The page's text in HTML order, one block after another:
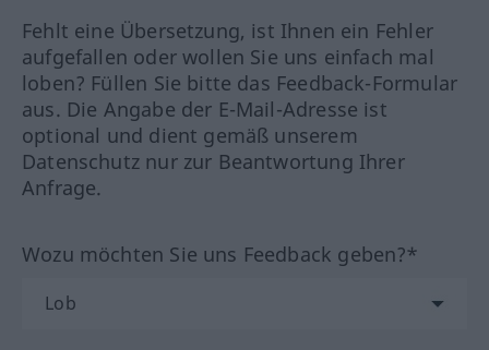
Fehlt eine Übersetzung, ist Ihnen ein Fehler
aufgefallen oder wollen Sie uns einfach mal
loben? Füllen Sie bitte das Feedback-Formular
aus. Die Angabe der E-Mail-Adresse ist
optional und dient gemäß unserem
Datenschutz nur zur Beantwortung Ihrer
Anfrage.
Wozu möchten Sie uns Feedback geben?*